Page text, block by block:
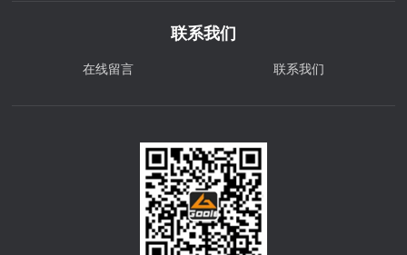
联系我们
在线留言 联系我们